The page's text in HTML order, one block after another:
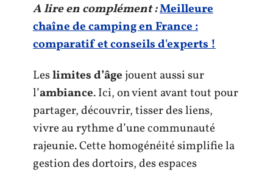
A lire en complément :Meilleure
chaîne de camping en France :
comparatif et conseils d'experts !
Leslimites d’âgejouent aussi sur
l’ambiance. Ici, on vient avant tout pour
partager, découvrir, tisser des liens,
vivre au rythme d’une communauté
rajeunie. Cette homogénéité simplifie la
gestion des dortoirs, des espaces